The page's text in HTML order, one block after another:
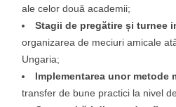
ale celor două academii;
Stagii de pregătire și turnee
organizarea de meciuri amicale
Ungaria;
Implementarea unor metode
transfer de bune practici la nivel